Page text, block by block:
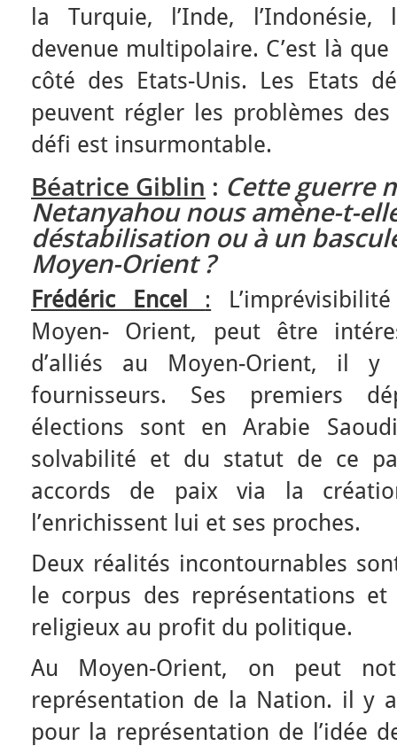
la Turquie, l’Inde,
devenue multipolaire. C’est là
côté des Etats-Unis. Les Etats
peuvent régler les problèmes
défi est insurmontable.
Béatrice Giblin : Cette guerre
Netanyahou nous amène-t-
déstabilisation ou à un
Moyen-Orient ?
Frédéric Encel :
Moyen- Orient, peut être
d’alliés au Moyen-Orient, il
fournisseurs. Ses premiers
élections sont en Arabie
solvabilité et du statut de ce
accords de paix via la
l’enrichissent lui et ses proches.
Deux réalités incontournables
le corpus des représentations
religieux au profit du politique.
Au Moyen-Orient, on peut
représentation de la Nation. il y
pour la représentation de l’idée